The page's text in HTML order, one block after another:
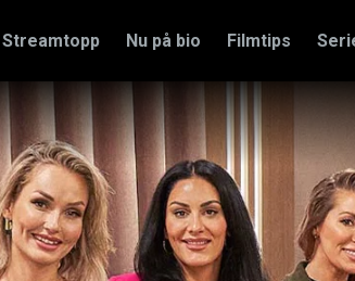
Streamtopp Nu på bio Filmtips